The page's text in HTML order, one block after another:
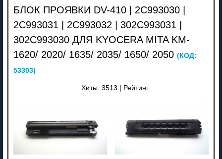
БЛОК ПРОЯВКИ DV-410 | 2C993030 |
2C993031 | 2C993032 | 302C993031 |
302C993030 ДЛЯ KYOCERA MITA KM-
1620/ 2020/ 1635/ 2035/ 1650/ 2050 (КОД:
53303)
Хиты: 3513 Рейтинг: